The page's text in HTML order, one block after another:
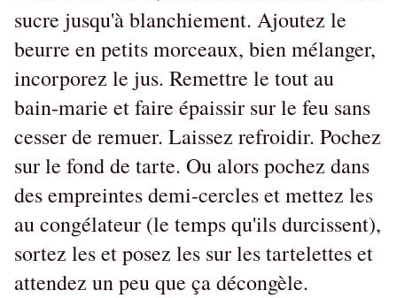
sucre jusqu'à blanchiement. Ajoutez le
beurre en petits morceaux, bien mélanger,
incorporez le jus. Remettre le tout au
bain-marie et faire épaissir sur le feu sans
cesser de remuer. Laissez refroidir. Pochez
sur le fond de tarte. Ou alors pochez dans
des empreintes demi-cercles et mettez les
au congélateur (le temps qu'ils durcissent),
sortez les et posez les sur les tartelettes et
attendez un peu que ça décongèle.